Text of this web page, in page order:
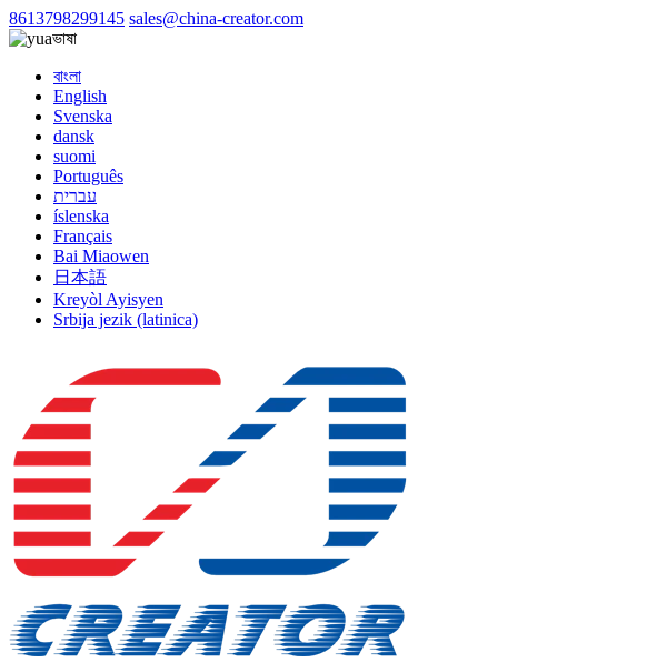
8613798299145 sales@china-creator.com
ভাষা
বাংলা
English
Svenska
dansk
suomi
Português
עברית
íslenska
Français
Bai Miaowen
日本語
Kreyòl Ayisyen
Srbija jezik (latinica)